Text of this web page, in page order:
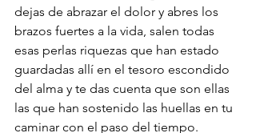
dejas de abrazar el dolor y abres los
brazos fuertes a la vida, salen todas
esas perlas riquezas que han estado
guardadas allí en el tesoro escondido
del alma y te das cuenta que son ellas
las que han sostenido las huellas en tu
caminar con el paso del tiempo.